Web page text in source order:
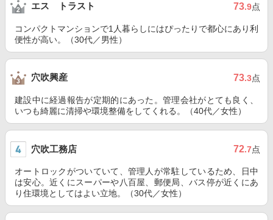
エス トラスト 73.9点
コンパクトマンションで1人暮らしにはぴったりで都心にあり利
便性が高い。（30代／男性）
穴吹興産 73.3点
建設中に経過報告が定期的にあった。管理会社がとても良く、
いつも綺麗に清掃や環境整備をしてくれる。（40代／女性）
穴吹工務店 72.7点
オートロックがついていて、管理人が常駐しているため、日中
は安心。近くにスーパーや八百屋、郵便局、バス停が近くにあ
り住環境としてはよい立地。（30代／女性）